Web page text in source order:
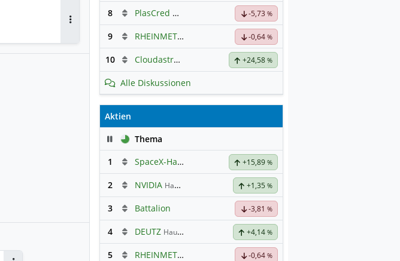
8 PlasCred Circular Innovations -5,73 %
9 RHEINMETALL Hauptdiskussion-0,64%
10 Cloudastructure Inc Registered Shs-A- +24,58%
Alle Diskussionen
Aktien
PauseThema
1
SpaceX-Haupt-Hauptforum +15,89%
2 NVIDIA Hauptdiskussion +1,35 %
3 Battalion -3,81 %
4 DEUTZ Hauptdiskussion +4,14%
5 RHEINMETALL Hauptdiskussion-0,64%